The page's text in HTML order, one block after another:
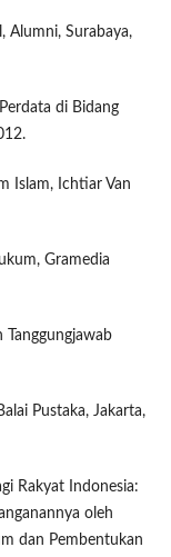
Alumni, Surabaya,
di Bidang
Islam, Ichtiar Van
Gramedia
Pustaka, Jakarta,
Rakyat Indonesia:
oleh
dan Pembentukan